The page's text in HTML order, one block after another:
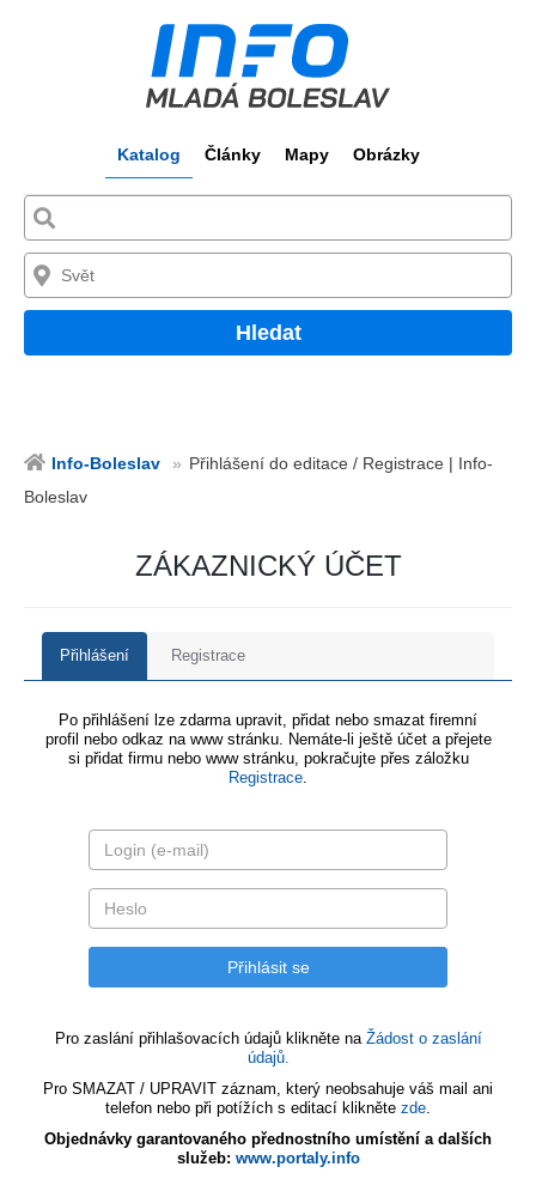
Katalog Články Mapy Obrázky
Hledat
Info-Boleslav
Přihlášení do editace / Registrace | Info-
Boleslav
ZÁKAZNICKÝ ÚČET
Přihlášení Registrace
Po přihlášení lze zdarma upravit, přidat nebo smazat firemní
profil nebo odkaz na www stránku. Nemáte-li ještě účet a přejete
si přidat firmu nebo www stránku, pokračujte přes záložku
Registrace.
Pro zaslání přihlašovacích údajů klikněte na Žádost o zaslání
údajů.
Pro SMAZAT / UPRAVIT záznam, který neobsahuje váš mail ani
telefon nebo při potížích s editací klikněte zde.
Objednávky garantovaného přednostního umístění a dalších
služeb: www.portaly.info